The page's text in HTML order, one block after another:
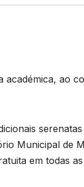
académica, ao
Municipal de
em todas as